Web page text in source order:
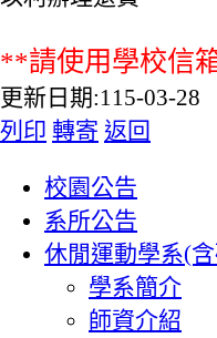
**請使用學校信
更新日期:115-03-28
列印 轉寄 返回
校園公告
系所公告
休閒運動學系(
學系簡介
師資介紹